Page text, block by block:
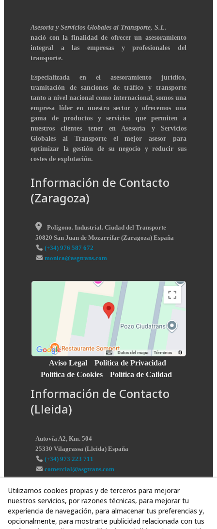
Asesoría y Servicios Globales al Transporte, S.L.
nació con la finalidad de ofrecer un asesoramiento
integral a las empresas y profesionales del
transporte.
Especializada en el asesoramiento jurídico,
tramitación de sanciones de tráfico y transporte
tanto a nivel nacional como internacional, somos una
empresa líder en nuestro sector y ofrecemos una
gama de productos y servicios que permiten a
nuestros clientes tener en Asesoría y Servicios
Globales al Transporte el mejor asesor para
optimizar la gestión de su negocio y reducir sus
costes de explotación.
Información de Contacto
(Zaragoza)
Poligono. Industrial. Ciudad del Transporte
50820 San Juan de Mozarrifar (Zaragoza) España
(+34) 976 587 672
monica@asgtrans.com
Aviso Legal
Política de Privacidad
Política de Cookies
Política de Calidad
Información de Contacto
(Lleida)
Autovía A2, Km. 504
25330 Vilagrassa (Lleida) España
(+34) 973 223 711
comercial@asgtrans.com
Utilizamos cookies propias y de terceros para mejorar
nuestros servicios, por razones técnicas, para mejorar tu
experiencia de navegación, para almacenar tus preferencias y,
opcionalmente, para mostrarte publicidad relacionada con tus